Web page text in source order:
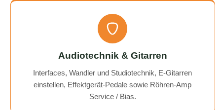
Audiotechnik & Gitarren
Interfaces, Wandler und Studiotechnik, E-Gitarren
einstellen, Effektgerät-Pedale sowie Röhren-Amp
Service / Bias.